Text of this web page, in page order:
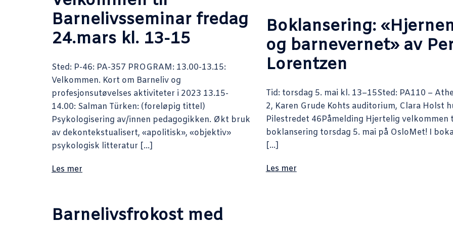
Barnelivsseminar fredag
24.mars kl. 13-15
Sted: P-46: PA-357 PROGRAM: 13.00-13.15:
Velkommen. Kort om Barneliv og
profesjonsutøvelses aktiviteter i 2023 13.15-
14.00: Salman Türken: (foreløpig tittel)
Psykologisering av/innen pedagogikken. Økt bruk
av dekontekstualisert, «apolitisk», «objektiv»
psykologisk litteratur […]
Les mer
Barnelivsfrokost med
Boklansering:
og barnevernet» av
Lorentzen
Tid: torsdag 5. mai kl. 13–15Sted: PA110 –
2, Karen Grude Kohts auditorium, Clara Holst
Pilestredet 46Påmelding Hjertelig velkommen
boklansering torsdag 5. mai på OsloMet! I
[…]
Les mer